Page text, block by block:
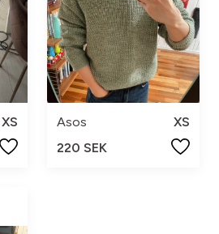
XS
Asos
XS
220 SEK